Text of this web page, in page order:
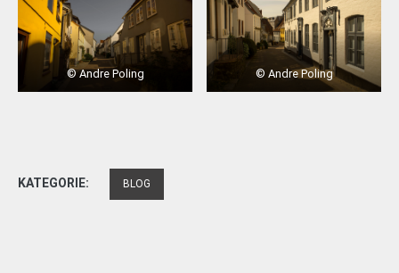
© Andre Poling © Andre Poling
KATEGORIE: BLOG